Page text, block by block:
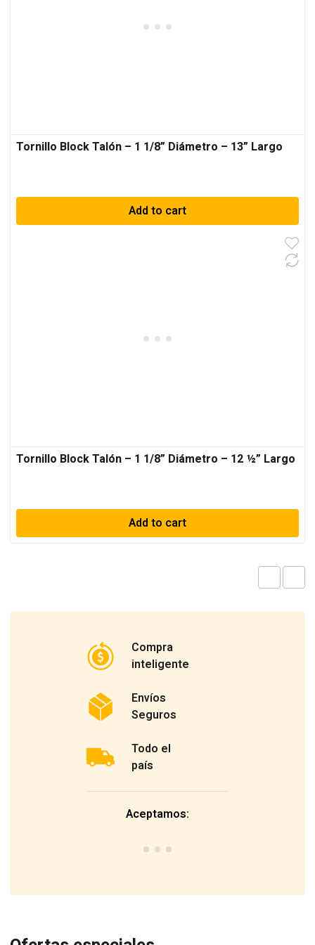
Tornillo Block Talón – 1 1/8” Diámetro – 13” Largo
Add to cart
Tornillo Block Talón – 1 1/8” Diámetro – 12 ½” Largo
Add to cart
Compra
inteligente
Envíos
Seguros
Todo el
país
Aceptamos: